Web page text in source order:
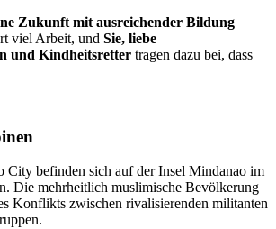
Zukunft mit ausreichender Bildung
viel Arbeit, und Sie, liebe
und Kindheitsretter tragen dazu bei, dass
City befinden sich auf der Insel Mindanao im
Die mehrheitlich muslimische Bevölkerung
Konflikts zwischen rivalisierenden militanten